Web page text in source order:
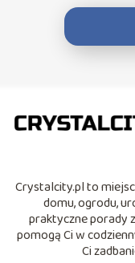
Crystalcity.pl to
domu, ogrodu,
praktyczne porady
pomogą Ci w
Ci